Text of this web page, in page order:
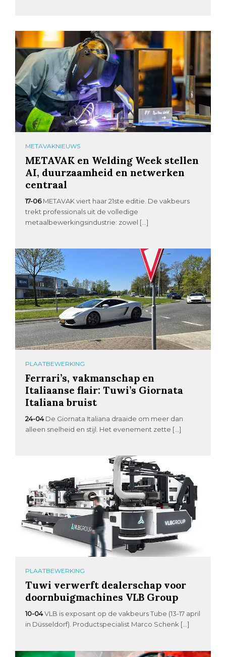
METAVAKNIEUWS
METAVAK en Welding Week stellen
AI, duurzaamheid en netwerken
centraal
17-06 METAVAK viert haar 21ste editie. De vakbeurs
trekt professionals uit de volledige
metaalbewerkingsindustrie: zowel […]
PLAATBEWERKING
Ferrari’s, vakmanschap en
Italiaanse flair: Tuwi’s Giornata
Italiana bruist
24-04 De Giornata Italiana draaide om meer dan
alleen snelheid en stijl. Het evenement zette […]
PLAATBEWERKING
Tuwi verwerft dealerschap voor
doornbuigmachines VLB Group
10-04VLB is exposant op de vakbeurs Tube (13-17 april
in Düsseldorf). Productspecialist Marco Schenk […]